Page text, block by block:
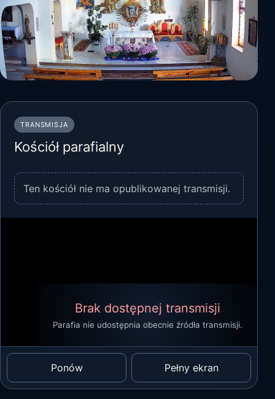
TRANSMISJA
Kościół parafialny
Ten kościół nie ma opublikowanej transmisji.
Brak dostępnej transmisji
Parafia nie udostępnia obecnie źródła transmisji.
Ponów Pełny ekran